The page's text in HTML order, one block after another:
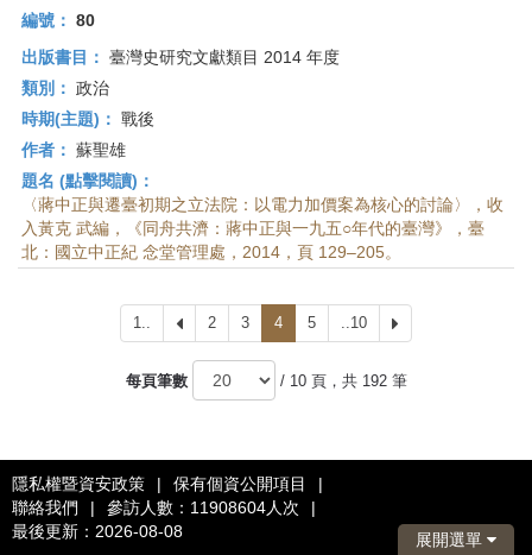
編號： 80
出版書目： 臺灣史研究文獻類目 2014 年度
類別： 政治
時期(主題)： 戰後
作者： 蘇聖雄
題名 (點擊閱讀)：
〈蔣中正與遷臺初期之立法院：以電力加價案為核心的討論〉，收
入黃克 武編，《同舟共濟：蔣中正與一九五○年代的臺灣》，臺
北：國立中正紀 念堂管理處，2014，頁 129–205。
1..
上
一
頁
2 3 4 5 ..10
一
每頁筆數
/ 10 頁，共 192 筆
隱私權暨資安政策 | 保有個資公開項目
|
聯絡我們
| 參訪人數：11908604人次
|
最後更新：2026-08-08
展開選單